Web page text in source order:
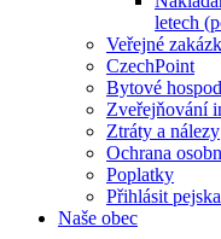
letech
Veřejné
CzechPoint
Bytové
Zveřejňování
Ztráty a nálezy
Ochrana
Poplatky
Přihlásit pejska
Naše obec